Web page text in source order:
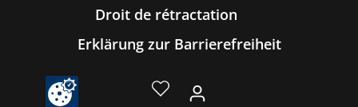
Droit de rétractation
Erklärung zur Barrierefreiheit